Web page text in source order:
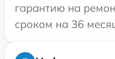
гарантию на
сроком на 36